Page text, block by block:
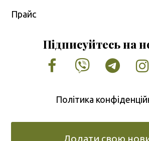
Прайс
Підписуйтесь на
Facebook
Vimeo
Політика
Додати свою